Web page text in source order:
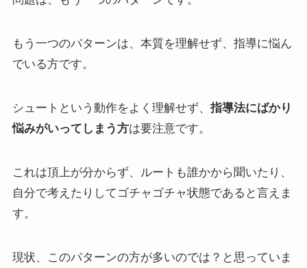
もう一つのパターンは、本質を理解せず、指導に悩ん
でいる方です。
シュートという動作をよく理解せず、 指導法にばかり
悩みがいってしまう方は要注意です。
これは頂上が分からず、ルートも誰かから聞いたり、
自分で考えたりしてゴチャゴチャ状態であると言えま
す。
現状、このパターンの方が多いのでは？と思っていま